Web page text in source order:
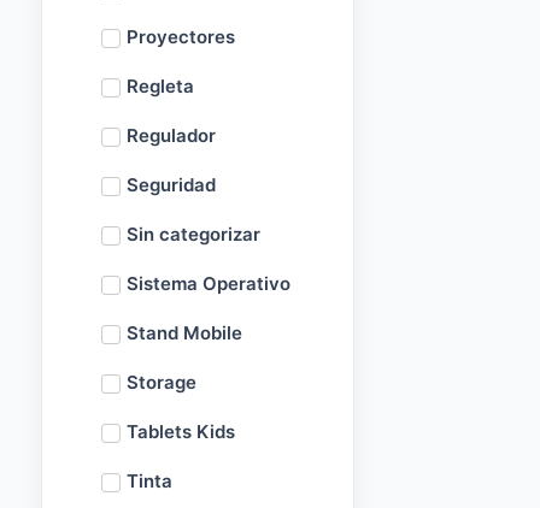
Proyectores
Regleta
Regulador
Seguridad
Sin categorizar
Sistema Operativo
Stand Mobile
Storage
Tablets Kids
Tinta